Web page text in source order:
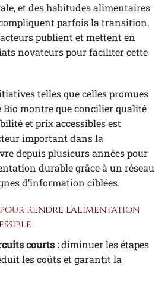
et des habitudes alimentaires
parfois la transition.
publient et mettent en
novateurs pour faciliter cette
telles que celles promues
montre que concilier qualité
et prix accessibles est
important dans la
depuis plusieurs années pour
durable grâce à un réseau
d’information ciblées.
rendre l’alimentation
courts :diminuer les étapes
les coûts et garantit la